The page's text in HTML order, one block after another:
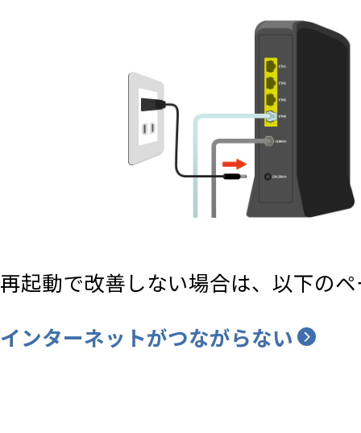
再起動で改善しない場合は、以下の
インターネットがつながらない